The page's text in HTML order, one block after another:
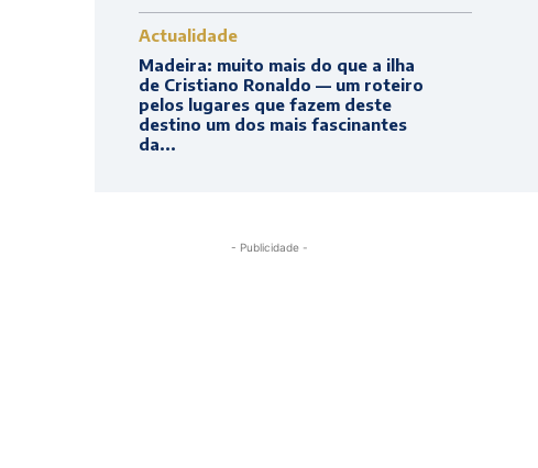
Actualidade
Madeira: muito mais do que a ilha
de Cristiano Ronaldo — um roteiro
pelos lugares que fazem deste
destino um dos mais fascinantes
da...
- Publicidade -